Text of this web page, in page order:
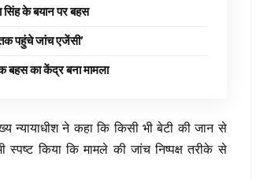
सिंह के बयान पर बहस
तक पहुंचे जांच एजेंसी’
बहस का केंद्र बना मामला
ने कहा कि किसी भी बेटी की जान से
किया कि मामले की जांच निष्पक्ष तरीके से